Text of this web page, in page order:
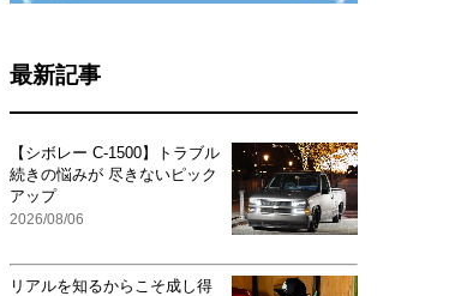
最新記事
【シボレー C-1500】トラブル
続きの悩みが 尽きないピック
アップ
2026/08/06
リアルを知るからこそ成し得